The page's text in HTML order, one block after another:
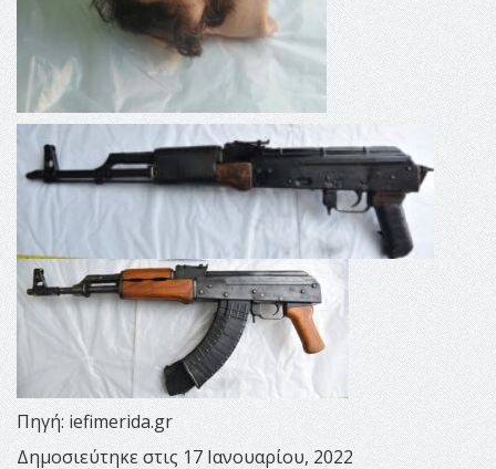
Πηγή: iefimerida.gr
Δημοσιεύτηκε στις 17 Ιανουαρίου, 2022